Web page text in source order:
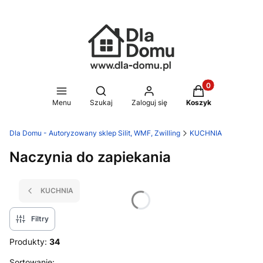
Menu
Otwórz wyszukiwarkę
Szukaj Zaloguj się
Produkty w
Koszyk
Dla Domu - Autoryzowany sklep Silit, WMF, Zwilling KUCHNIA
Naczynia do zapiekania
KUCHNIA
Filtry
Produkty: 34